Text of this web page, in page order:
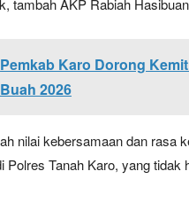
Pemkab Karo Dorong
2026
nilai kebersamaan dan rasa
Polres Tanah Karo, yang